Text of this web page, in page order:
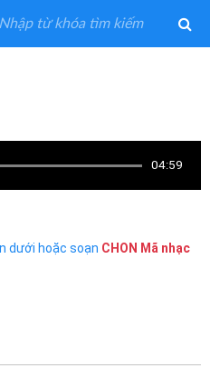
04:59
dưới hoặc soạn CHON Mã nhạc